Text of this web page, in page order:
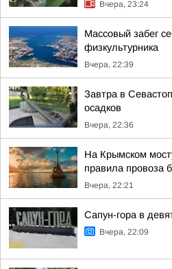
Вчера, 23:24
Массовый забег
физкультурника
Вчера, 22:39
Завтра в
осадков
Вчера, 22:36
На Крымском
правила провоза
Вчера, 22:21
Сапун-гора в
Вчера, 22:09